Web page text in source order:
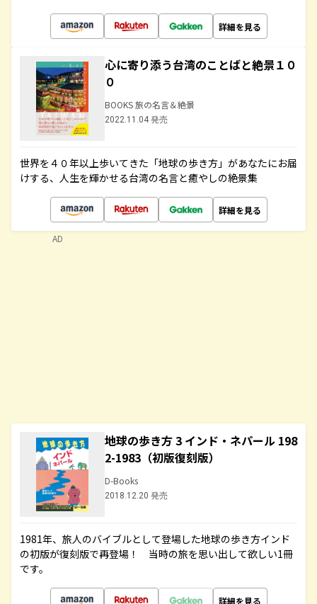
詳細を見る
心に寄り添う台湾のことばと絶景１０
０
BOOKS 旅の名言＆絶景
2022.11.04 発売
世界を４０年以上歩いてきた「地球の歩き方」があなたにお届
けする、人生を輝かせる台湾の名言と癒やしの絶景集
詳細を見る
地球の歩き方 3 インド・ネパール 198
2-1983（初版復刻版）
D-Books
2018.12.20 発売
1981年、旅人のバイブルとして登場した地球の歩き方インド
の初版が復刻版で再登場！ 当時の旅を思い出して欲しい1冊
です。
詳細を見る
AD